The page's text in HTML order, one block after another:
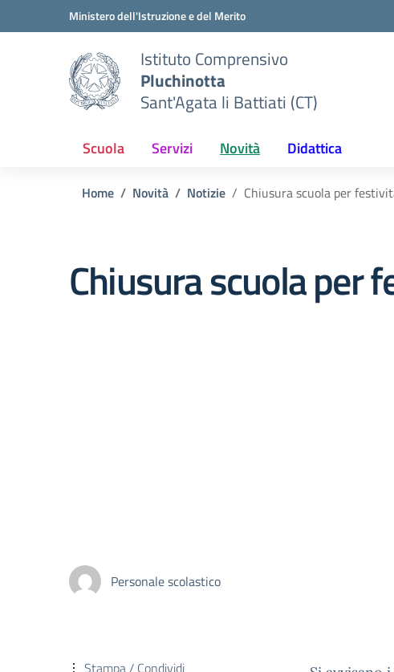
Vai ai contenuti
Vai al menu di navigazioneMinistero dell'Istruzione e del Merito
Istituto Comprensivo
Pluchinotta
Sant'Agata li Battiati (CT)
Scuola Servizi Novità Didattica
Home Novità Notizie Chiusura scuola per
Chiusura scuola per
Personale scolastico
Stampa / Condividi